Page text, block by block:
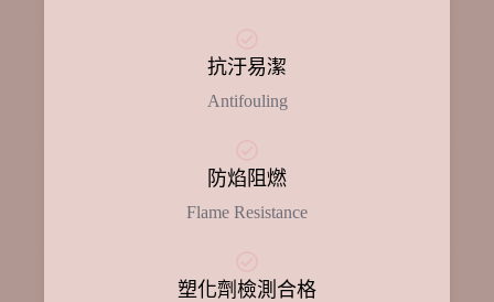
抗汙易潔
Antifouling
防焰阻燃
Flame Resistance
塑化劑檢測合格